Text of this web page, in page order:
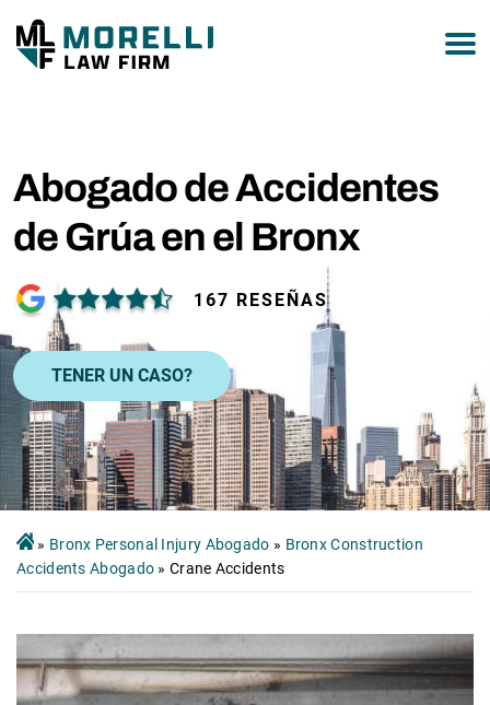
Abogado de Accidentes
de Grúa en el Bronx
167 RESEÑAS
TENER UN CASO?
» Bronx Personal Injury Abogado » Bronx Construction
Accidents Abogado »Crane Accidents